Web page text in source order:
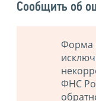
Сообщить об
Форма
ФНС